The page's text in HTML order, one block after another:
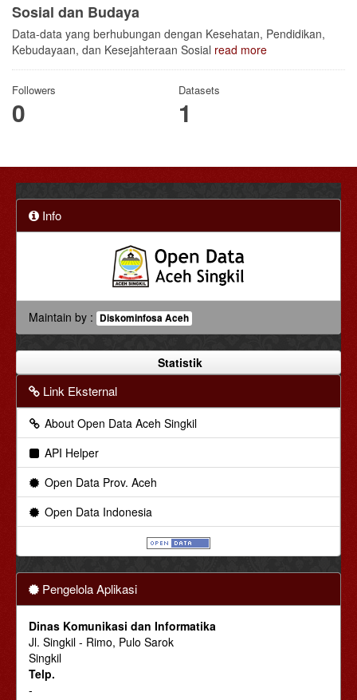
Sosial dan Budaya
Data-data yang berhubungan dengan Kesehatan, Pendidikan,
Kebudayaan, dan Kesejahteraan Sosial read more
Followers
0
Datasets
1
Info
Maintain by : Diskominfosa Aceh
Statistik
Link Eksternal
About Open Data Aceh Singkil
API Helper
Open Data Prov. Aceh
Open Data Indonesia
Pengelola Aplikasi
Dinas Komunikasi dan Informatika
Jl. Singkil - Rimo, Pulo Sarok
Singkil
Telp.
-